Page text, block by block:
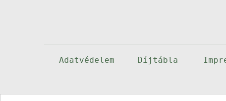
Adatvédelem Díjtábla